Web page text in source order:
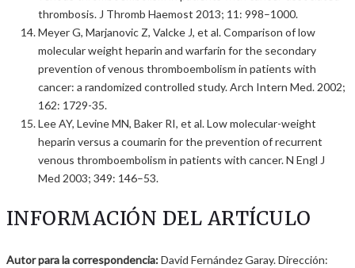
thrombosis. J Thromb Haemost 2013; 11: 998–1000.
Meyer G, Marjanovic Z, Valcke J, et al. Comparison of low
molecular weight heparin and warfarin for the secondary
prevention of venous thromboembolism in patients with
cancer: a randomized controlled study. Arch Intern Med. 2002;
162: 1729-35.
Lee AY, Levine MN, Baker RI, et al. Low molecular-weight
heparin versus a coumarin for the prevention of recurrent
venous thromboembolism in patients with cancer. N Engl J
Med 2003; 349: 146–53.
INFORMACIÓN DEL ARTÍCULO
Autor para la correspondencia:David Fernández Garay. Dirección: